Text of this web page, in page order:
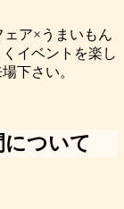
ェア×うまいもん
イベントを楽し
下さい。
について